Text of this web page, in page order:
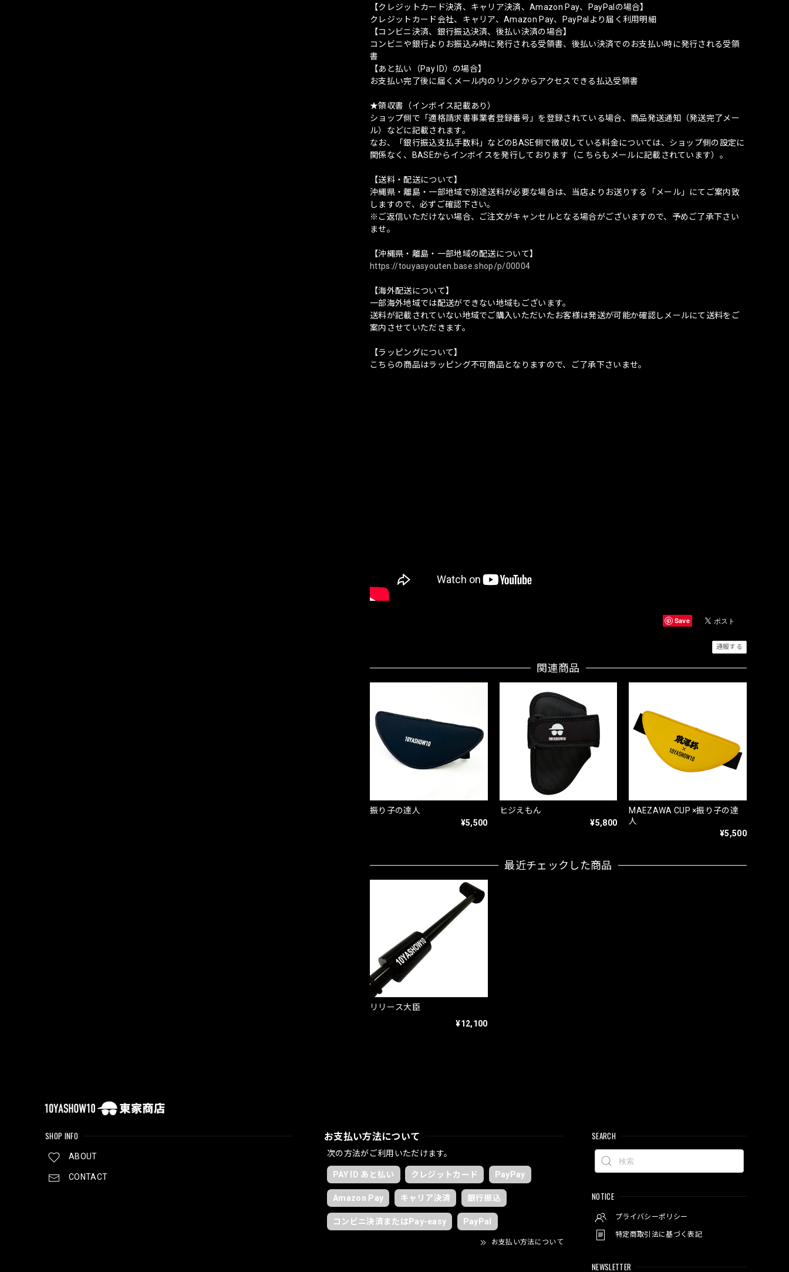
【クレジットカード決済、キャリア決済、Amazon Pay、PayPalの場合】
クレジットカード会社、キャリア、Amazon Pay、PayPalより届く利用明細
【コンビニ決済、銀行振込決済、後払い決済の場合】
コンビニや銀行よりお振込み時に発行される受領書、後払い決済でのお支払い時に発行される受領
書
【あと払い（Pay ID）の場合】
お支払い完了後に届くメール内のリンクからアクセスできる払込受領書
★領収書（インボイス記載あり）
ショップ側で「適格請求書事業者登録番号」を登録されている場合、商品発送通知（発送完了メー
ル）などに記載されます。
なお、「銀行振込支払手数料」などのBASE側で徴収している料金については、ショップ側の設定に
関係なく、BASEからインボイスを発行しております（こちらもメールに記載されています）。
【送料・配送について】
沖縄県・離島・一部地域で別途送料が必要な場合は、当店よりお送りする「メール」にてご案内致
しますので、必ずご確認下さい。
※ご返信いただけない場合、ご注文がキャンセルとなる場合がございますので、予めご了承下さい
ませ。
【沖縄県・離島・一部地域の配送について】
https://touyasyouten.base.shop/p/00004
【海外配送について】
一部海外地域では配送ができない地域もございます。
送料が記載されていない地域でご購入いただいたお客様は発送が可能か確認しメールにて送料をご
案内させていただきます。
【ラッピングについて】
こちらの商品はラッピング不可商品となりますので、ご了承下さいませ。
Save
通報する
関連商品
振り子の達人
¥5,500
ヒジえもん
¥5,800
MAEZAWA CUP ×振り子の達
人
¥5,500
最近チェックした商品
リリース大臣
¥12,100
SHOP INFO
ABOUT
CONTACT
お支払い方法について
次の方法がご利用いただけます。
PAY ID あと払い クレジットカード PayPay
Amazon Pay キャリア決済 銀行振込
コンビニ決済またはPay-easy PayPal
お支払い方法について
SEARCH
NOTICE
プライバシーポリシー
特定商取引法に基づく表記
NEWSLETTER